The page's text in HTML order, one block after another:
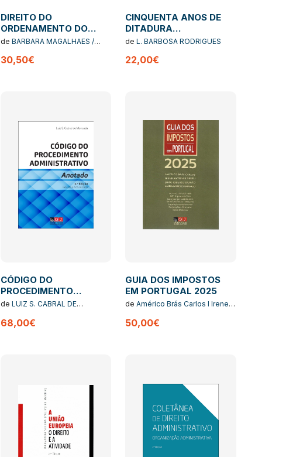
DIREITO DO
ORDENAMENTO DO
TERRITORIO E DO
LEGISLACAO ESSENCIAL
de BARBARA MAGALHAES /
30,50€
CINQUENTA ANOS DE
DITADURA
CONSTITUCIONAL
deL. BARBOSA RODRIGUES
22,00€
CÓDIGO DO
PROCEDIMENTO
ADMINISTRATIVO
de LUIZ S. CABRAL DE
68,00€
GUIA DOS IMPOSTOS
EM PORTUGAL 2025
deAmérico Brás Carlos I Irene
Durão e Maria Emília Pimenta
50,00€